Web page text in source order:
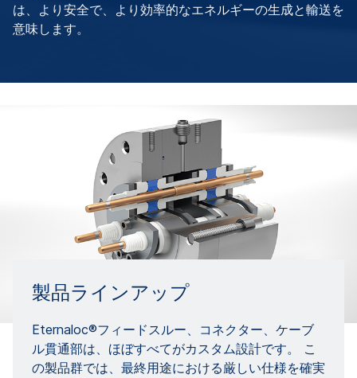
は、より安全で、より効率的なエネルギーの生成と輸送を
意味します。
製品ラインアップ
Eternaloc®フィードスルー、コネクター、ケーブ
ル貫通部は、ほぼすべてがカスタム設計です。 こ
の製品群では、最終用途における厳しい仕様を確実